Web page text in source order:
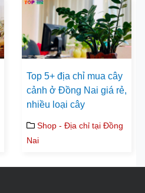
Top 5+ địa chỉ mua cây
cảnh ở Đồng Nai giá rẻ,
nhiều loại cây
Shop - Địa chỉ tại Đồng
Nai